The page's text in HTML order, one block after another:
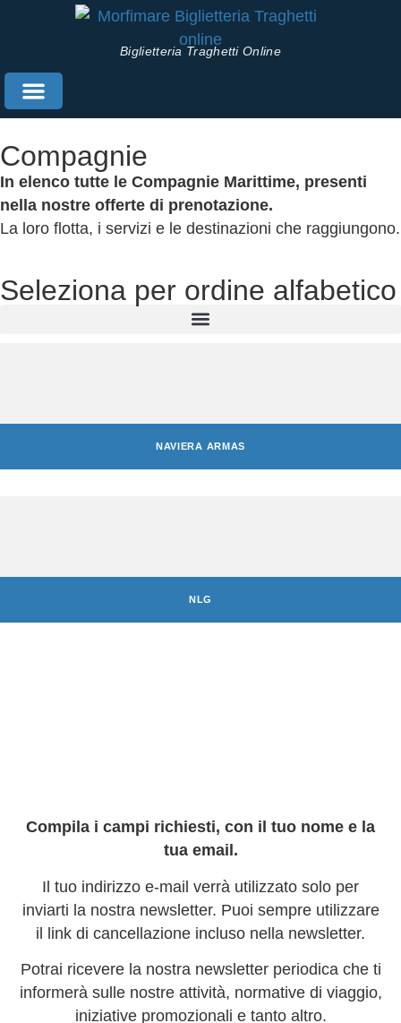
Biglietteria Traghetti Online
Compagnie
In elenco tutte le Compagnie Marittime, presenti
nella nostre offerte di prenotazione.
La loro flotta, i servizi e le destinazioni che raggiungono.
Seleziona per ordine alfabetico
NAVIERA ARMAS
NLG
Compila i campi richiesti, con il tuo nome e la
tua email.
Il tuo indirizzo e-mail verrà utilizzato solo per
inviarti la nostra newsletter. Puoi sempre utilizzare
il link di cancellazione incluso nella newsletter.
Potrai ricevere la nostra newsletter periodica che ti
informerà sulle nostre attività, normative di viaggio,
iniziative promozionali e tanto altro.